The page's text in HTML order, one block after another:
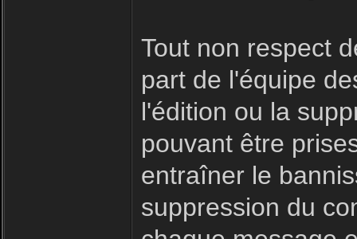
Tout non respect
part de l'équipe
l'édition ou la
pouvant être
entraîner le
suppression du